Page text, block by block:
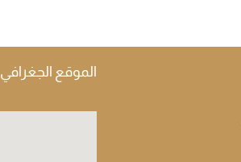
الموقع الجغرافي